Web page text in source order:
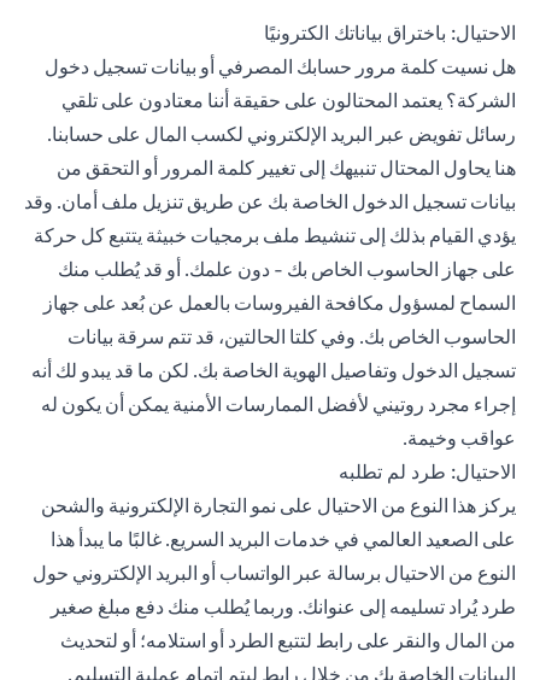
الاحتيال: باختراق بياناتك الكترونيًا
هل نسيت كلمة مرور حسابك المصرفي أو بيانات تسجيل دخول
الشركة؟ يعتمد المحتالون على حقيقة أننا معتادون على تلقي
رسائل تفويض عبر البريد الإلكتروني لكسب المال على حسابنا.
هنا يحاول المحتال تنبيهك إلى تغيير كلمة المرور أو التحقق من
بيانات تسجيل الدخول الخاصة بك عن طريق تنزيل ملف أمان. وقد
يؤدي القيام بذلك إلى تنشيط ملف برمجيات خبيثة يتتبع كل حركة
على جهاز الحاسوب الخاص بك - دون علمك. أو قد يُطلب منك
السماح لمسؤول مكافحة الفيروسات بالعمل عن بُعد على جهاز
الحاسوب الخاص بك. وفي كلتا الحالتين، قد تتم سرقة بيانات
تسجيل الدخول وتفاصيل الهوية الخاصة بك. لكن ما قد يبدو لك أنه
إجراء مجرد روتيني لأفضل الممارسات الأمنية يمكن أن يكون له
عواقب وخيمة.
الاحتيال: طرد لم تطلبه
يركز هذا النوع من الاحتيال على نمو التجارة الإلكترونية والشحن
على الصعيد العالمي في خدمات البريد السريع. غالبًا ما يبدأ هذا
النوع من الاحتيال برسالة عبر الواتساب أو البريد الإلكتروني حول
طرد يُراد تسليمه إلى عنوانك. وربما يُطلب منك دفع مبلغ صغير
من المال والنقر على رابط لتتبع الطرد أو استلامه؛ أو لتحديث
البيانات الخاصة بك من خلال رابط ليتم إتمام عملية التسليم.